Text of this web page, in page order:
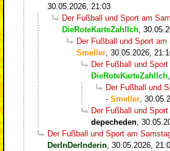
30.05.2026, 21:03
Der Fußball und Sport am
DieRoteKarteZahlIch
Der Fußball und Sport
Smeller 30.05.2026,
Der Fußball und
DieRoteKarteZahlIch
Der Fußball und
- Smeller
Der Fußball und
depecheden
Der Fußball und Sport am
DerInDerInderin 30.05.2026,